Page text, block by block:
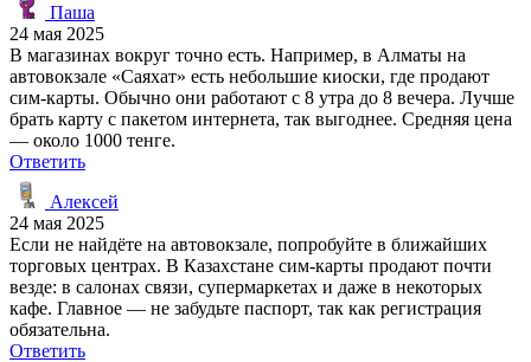
Паша
24 мая 2025
В магазинах вокруг точно есть. Например, в Алматы на
автовокзале «Саяхат» есть небольшие киоски, где продают
сим-карты. Обычно они работают с 8 утра до 8 вечера. Лучше
брать карту с пакетом интернета, так выгоднее. Средняя цена
— около 1000 тенге.
Ответить
Алексей
24 мая 2025
Если не найдёте на автовокзале, попробуйте в ближайших
торговых центрах. В Казахстане сим-карты продают почти
везде: в салонах связи, супермаркетах и даже в некоторых
кафе. Главное — не забудьте паспорт, так как регистрация
обязательна.
Ответить